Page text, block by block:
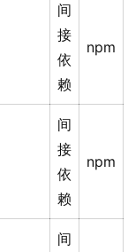
间
接
依
赖
npm
间
接
依
赖
npm
间